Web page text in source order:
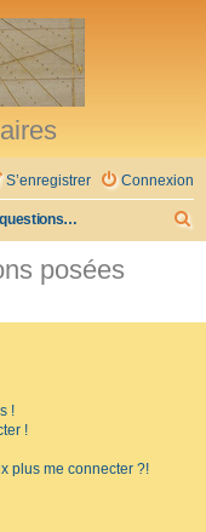
Connexion
S’enregistrer
Foire aux questions (Questions posées fréquemment)
posées
!
!
plus me connecter ?!